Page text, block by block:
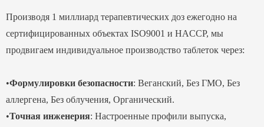
Производя 1 миллиард терапевтических доз ежегодно на
сертифицированных объектах ISO9001 и HACCP, мы
продвигаем индивидуальное производство таблеток через:
•Формулировки безопасности: Веганский, Без ГМО, Без
аллергена, Без облучения, Органический.
•Точная инженерия: Настроенные профили выпуска,